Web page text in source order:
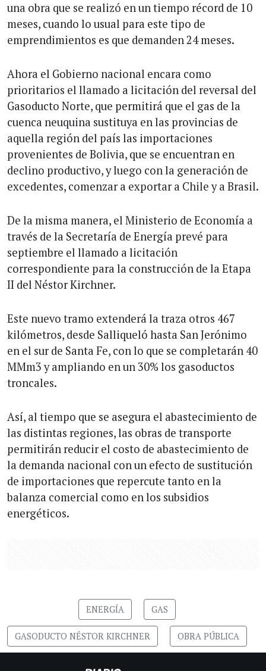
una obra que se realizó en un tiempo récord de 10
meses, cuando lo usual para este tipo de
emprendimientos es que demanden 24 meses.
Ahora el Gobierno nacional encara como
prioritarios el llamado a licitación del reversal del
Gasoducto Norte, que permitirá que el gas de la
cuenca neuquina sustituya en las provincias de
aquella región del país las importaciones
provenientes de Bolivia, que se encuentran en
declino productivo, y luego con la generación de
excedentes, comenzar a exportar a Chile y a Brasil.
De la misma manera, el Ministerio de Economía a
través de la Secretaría de Energía prevé para
septiembre el llamado a licitación
correspondiente para la construcción de la Etapa
II del Néstor Kirchner.
Este nuevo tramo extenderá la traza otros 467
kilómetros, desde Salliqueló hasta San Jerónimo
en el sur de Santa Fe, con lo que se completarán 40
MMm3 y ampliando en un 30% los gasoductos
troncales.
Así, al tiempo que se asegura el abastecimiento de
las distintas regiones, las obras de transporte
permitirán reducir el costo de abastecimiento de
la demanda nacional con un efecto de sustitución
de importaciones que repercute tanto en la
balanza comercial como en los subsidios
energéticos.
ENERGÍA GAS
GASODUCTO NÉSTOR KIRCHNER OBRA PÚBLICA